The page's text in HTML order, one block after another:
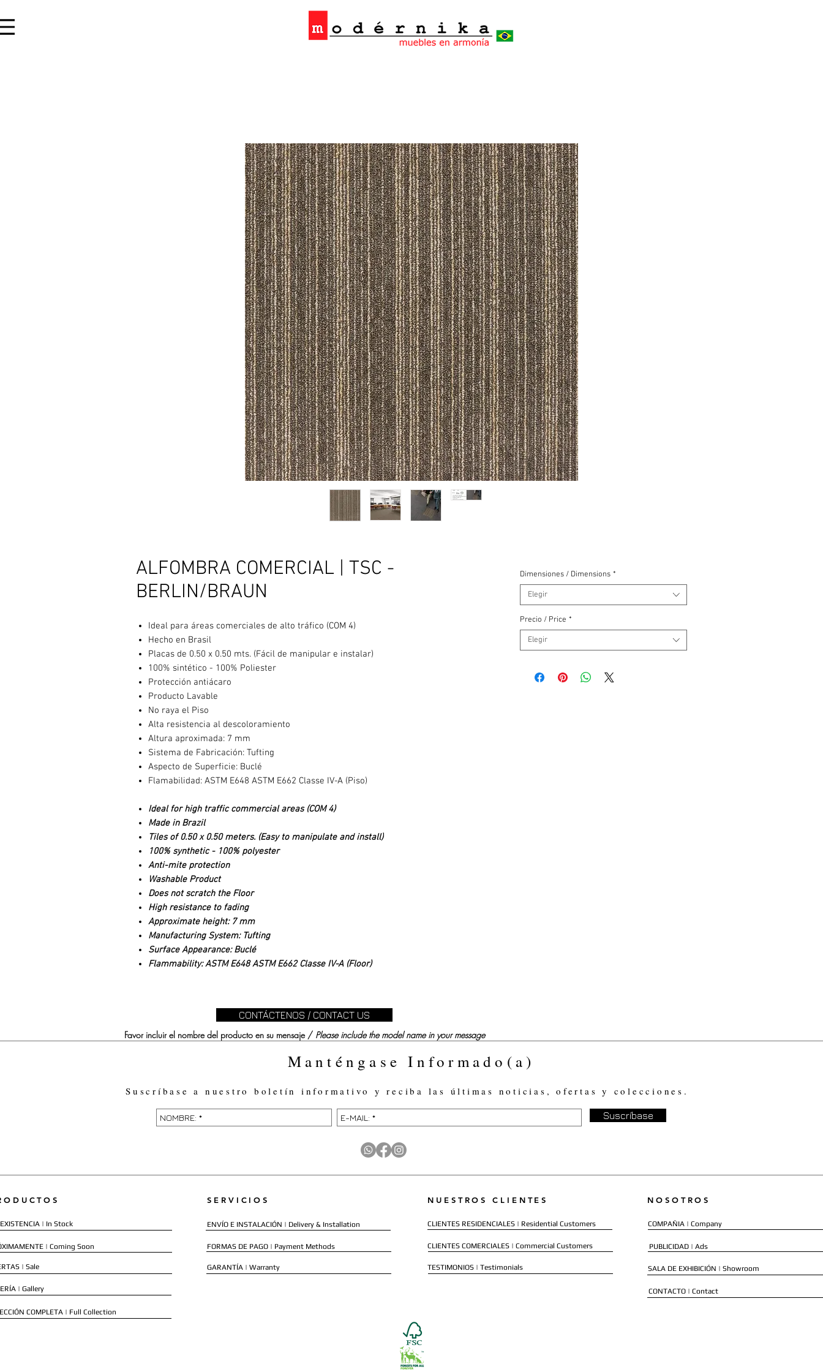
ALFOMBRA COMERCIAL | TSC -
BERLIN/BRAUN
Ideal para áreas comerciales de alto tráfico (COM 4)
Hecho en Brasil
Placas de 0.50 x 0.50 mts. (Fácil de manipular e instalar)
100% sintético - 100% Poliester
Protección antiácaro
Producto Lavable
No raya el Piso
Alta resistencia al descoloramiento
Altura aproximada: 7 mm
Sistema de Fabricación: Tufting
Aspecto de Superficie: Buclé
Flamabilidad: ASTM E648 ASTM E662 Classe IV-A (Piso)
Ideal for high traffic commercial areas (COM 4)
Made in Brazil
Tiles of 0.50 x 0.50 meters. (Easy to manipulate and install)
100% synthetic - 100% polyester
Anti-mite protection
Washable Product
Does not scratch the Floor
High resistance to fading
Approximate height: 7 mm
Manufacturing System: Tufting
Surface Appearance: Buclé
Flammability: ASTM E648 ASTM E662 Classe IV-A (Floor)
Dimensiones / Dimensions *
Elegir
Precio / Price *
Elegir
CONTÁCTENOS / CONTACT US
Favor incluir el nombre del producto en su mensaje / Please include the model name in your message
Manténgase Informado(a)
Suscríbase a nuestro boletín informativo y reciba las últimas noticias, ofertas y colecciones.
Suscríbase
| In Stock
| Coming Soon
| Sale
| Gallery
COMPLETA | Full Collection
SERVICIOS
ENVÍO E INSTALACIÓN | Delivery & Installation
FORMAS DE PAGO | Payment Methods
GARANTÍA | Warranty
NUESTROS CLIENTES
CLIENTES RESIDENCIALES | Residential Customers
CLIENTES COMERCIALES | Commercial Customers
TESTIMONIOS | Testimonials
NOSOTROS
COMPAÑIA | Company
PUBLICIDAD | Ads
SALA DE EXHIBICIÓN | Showroom
CONTACTO | Contact